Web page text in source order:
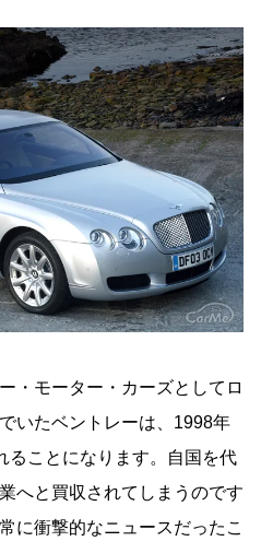
・モーター・カーズとしてロ
いたベントレーは、1998年
ることになります。自国を代
へと買収されてしまうのです
に衝撃的なニュースだったこ